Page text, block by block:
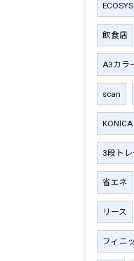
ECOSYS
飲食店
A3カラ
scan
3段トレ
省エネ
リース
フィニ